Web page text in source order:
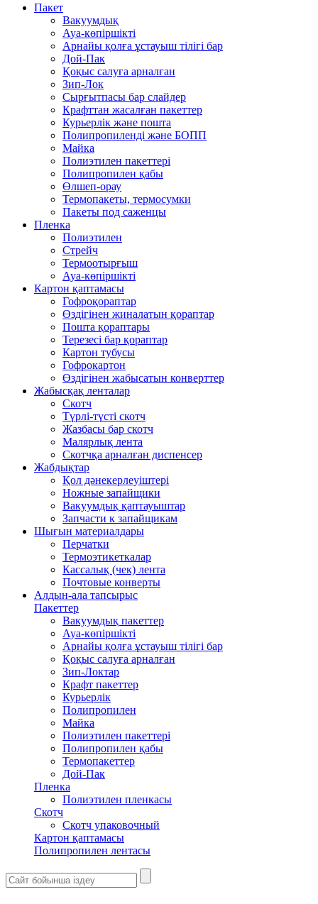
Пакет
Вакуумдық
Ауа-көпіршікті
Арнайы қолға ұстауыш тілігі бар
Дой-Пак
Қоқыс салуға арналған
Зип-Лок
Сырғытпасы бар слайдер
Крафттан жасалған пакеттер
Курьерлік және пошта
Полипропиленді және БОПП
Майка
Полиэтилен пакеттері
Полипропилен қабы
Өлшеп-орау
Термопакеты, термосумки
Пакеты под саженцы
Пленка
Полиэтилен
Стрейч
Термоотырғыш
Ауа-көпіршікті
Картон қаптамасы
Гофроқораптар
Өздігінен жиналатын қораптар
Пошта қораптары
Терезесі бар қораптар
Картон тубусы
Гофрокартон
Өздігінен жабысатын конверттер
Жабысқақ ленталар
Скотч
Түрлі-түсті скотч
Жазбасы бар скотч
Малярлық лента
Скотчқа арналған диспенсер
Жабдықтар
Қол дәнекерлеуіштері
Ножные запайщики
Вакуумдық қаптауыштар
Запчасти к запайщикам
Шығын материалдары
Перчатки
Термоэтикеткалар
Кассалық (чек) лента
Почтовые конверты
Алдын-ала тапсырыс
Пакеттер
Вакуумдық пакеттер
Ауа-көпіршікті
Арнайы қолға ұстауыш тілігі бар
Қоқыс салуға арналған
Зип-Локтар
Крафт пакеттер
Курьерлік
Полипропилен
Майка
Полиэтилен пакеттері
Полипропилен қабы
Термопакеттер
Дой-Пак
Пленка
Полиэтилен пленкасы
Скотч
Скотч упаковочный
Картон қаптамасы
Полипропилен лентасы